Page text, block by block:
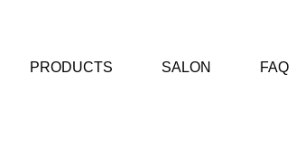
PRODUCTS SALON FAQ